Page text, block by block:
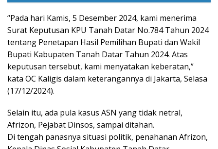
“Pada hari Kamis, 5 Desember 2024, kami menerima
Surat Keputusan KPU Tanah Datar No.784 Tahun 2024
tentang Penetapan Hasil Pemilihan Bupati dan Wakil
Bupati Kabupaten Tanah Datar Tahun 2024. Atas
keputusan tersebut, kami menyatakan keberatan,”
kata OC Kaligis dalam keterangannya di Jakarta, Selasa
(17/12/2024).
Selain itu, ada pula kasus ASN yang tidak netral,
Afrizon, Pejabat Dinsos, sampai ditahan.
Di tengah panasnya situasi politik, penahanan Afrizon,